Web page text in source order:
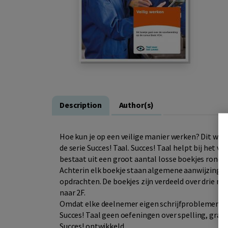
Description Author(s)
Hoe kun je op een veilige manier werken? Dit
de serie Succes! Taal. Succes! Taal helpt bij het
bestaat uit een groot aantal losse boekjes rond
Achterin elk boekje staan algemene
opdrachten. De boekjes zijn verdeeld over drie
naar 2F.
Omdat elke deelnemer eigen schrijfproblemen
Succes! Taal geen oefeningen over spelling,
Succes! ontwikkeld.